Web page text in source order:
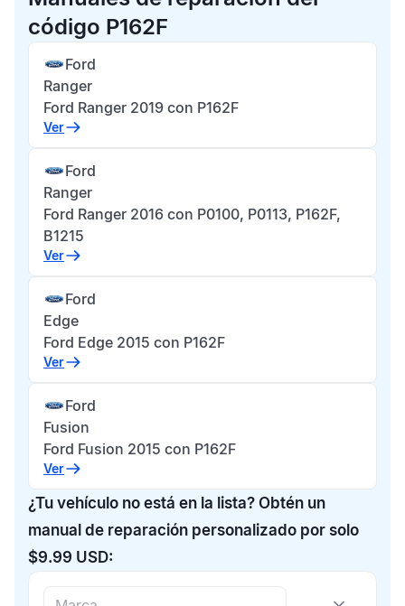
código P162F
Ford
Ranger
Ford Ranger 2019 con P162F
Ver
Ford
Ranger
Ford Ranger 2016 con P0100, P0113, P162F,
B1215
Ver
Ford
Edge
Ford Edge 2015 con P162F
Ver
Ford
Fusion
Ford Fusion 2015 con P162F
Ver
¿Tu vehículo no está en la lista? Obtén un
manual de reparación personalizado por solo
$9.99 USD: